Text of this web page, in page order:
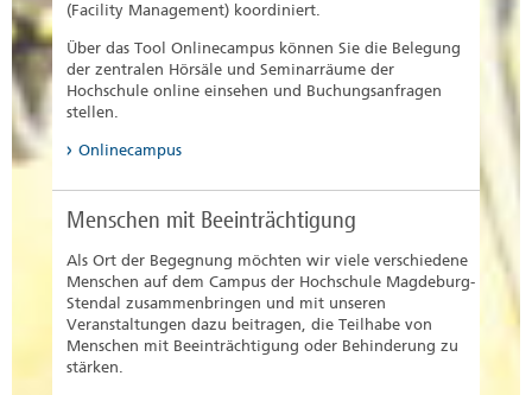
(Facility Management) koordiniert.
Über das Tool Onlinecampus können Sie die Belegung
der zentralen Hörsäle und Seminarräume der
Hochschule online einsehen und Buchungsanfragen
stellen.
Onlinecampus
Menschen mit Beeinträchtigung
Als Ort der Begegnung möchten wir viele verschiedene
Menschen auf dem Campus der Hochschule Magdeburg-
Stendal zusammenbringen und mit unseren
Veranstaltungen dazu beitragen, die Teilhabe von
Menschen mit Beeinträchtigung oder Behinderung zu
stärken.